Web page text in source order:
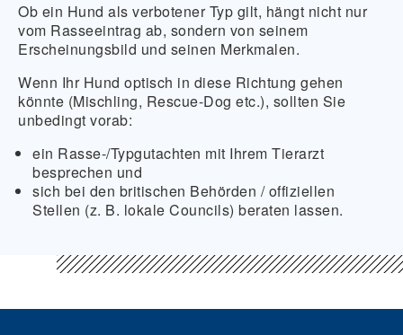
Ob ein Hund als verbotener Typ gilt, hängt nicht nur
vom Rasseeintrag ab, sondern von seinem
Erscheinungsbild und seinen Merkmalen.
Wenn Ihr Hund optisch in diese Richtung gehen
könnte (Mischling, Rescue-Dog etc.), sollten Sie
unbedingt vorab:
ein Rasse-/Typgutachten mit Ihrem Tierarzt
besprechen und
sich bei den britischen Behörden / offiziellen
Stellen (z. B. lokale Councils) beraten lassen.